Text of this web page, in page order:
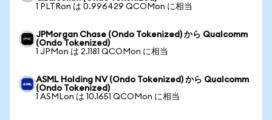
1 PLTRon は 0.996429 QCOMon に相当
JPMorgan Chase (Ondo Tokenized) から Qualcomm
(Ondo Tokenized)
1 JPMon は 2.1181 QCOMon に相当
ASML Holding NV (Ondo Tokenized) から Qualcomm
(Ondo Tokenized)
1 ASMLon は 10.1651 QCOMon に相当